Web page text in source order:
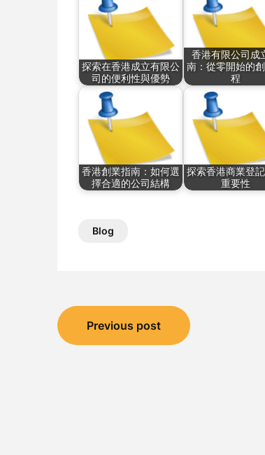
探索在香港成立有限公
司的便利性與優勢
香港有限公司成
南：從零開始的
程
香港創業指南：如何選
擇合適的公司結構
探索香港商業登
重要性
Blog
Post
navigation
Previous post